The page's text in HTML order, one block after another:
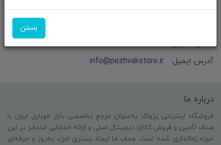
بستن
بازرگانی و فروش محصولات MSI ماتریکس - جناب آقای
آدرس ایمیل:
info@pezhvakstore.ir
درباره ما
فروشگاه اینترنتی پژواک به‌عنوان مرجع تخصصی بازار موبایل ایران با
هدف تأمین و فروش کالای دیجیتال اصلی و ارائه خدماتی متمایز در این
حوزه راه‌اندازی شده است. هدف ما ایجاد بستری امن، به‌روز و حرفه‌ای